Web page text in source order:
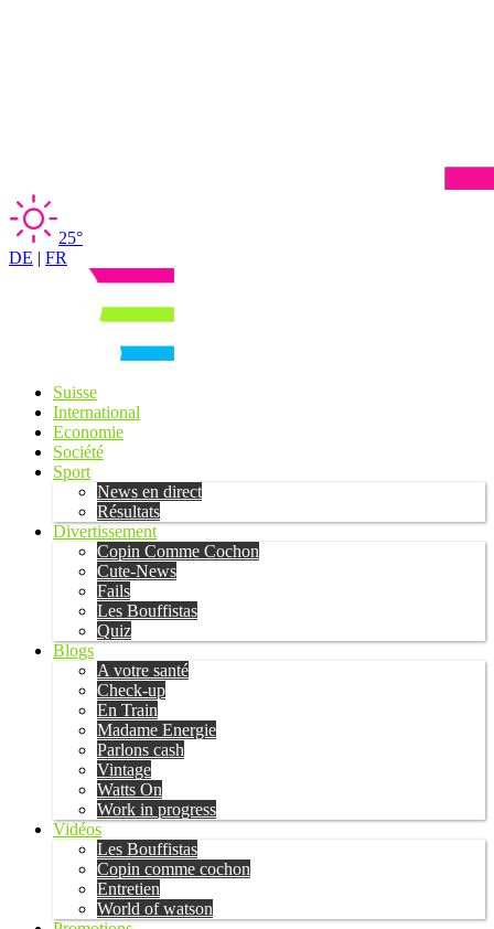
25°
DE | FR
Suisse
International
Economie
Société
Sport
News en direct
Résultats
Divertissement
Copin Comme Cochon
Cute-News
Fails
Les Bouffistas
Quiz
Blogs
A votre santé
Check-up
En Train
Madame Energie
Parlons cash
Vintage
Watts On
Work in progress
Vidéos
Les Bouffistas
Copin comme cochon
Entretien
World of watson